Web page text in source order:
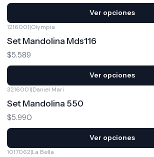
Ver opciones
1216001|Olympia
Set Mandolina Mds116
$5.589
Ver opciones
3216001|Daniel Mari
Set Mandolina 550
$5.990
Ver opciones
1017062|La Bella